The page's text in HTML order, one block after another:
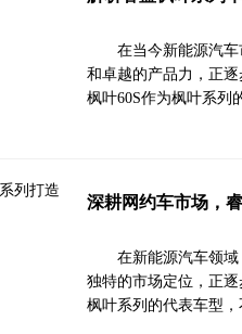
在当今新能源汽
和卓越的产品力，正
枫叶60S作为枫叶系
深耕网约车市场，
在新能源汽车领
独特的市场定位，正
枫叶系列的代表车型